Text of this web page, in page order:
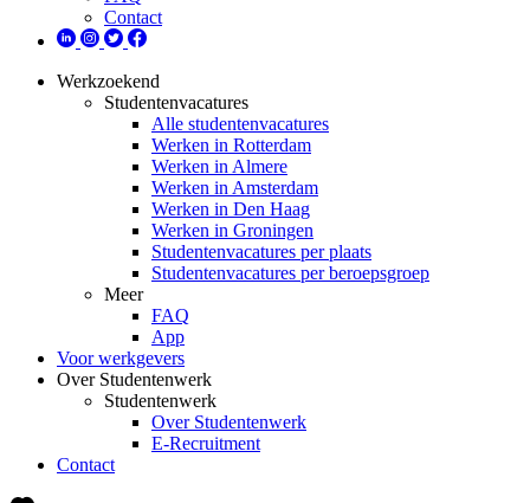
Contact
Werkzoekend
Studentenvacatures
Alle studentenvacatures
Werken in Rotterdam
Werken in Almere
Werken in Amsterdam
Werken in Den Haag
Werken in Groningen
Studentenvacatures per plaats
Studentenvacatures per beroepsgroep
Meer
FAQ
App
Voor werkgevers
Over Studentenwerk
Studentenwerk
Over Studentenwerk
E-Recruitment
Contact